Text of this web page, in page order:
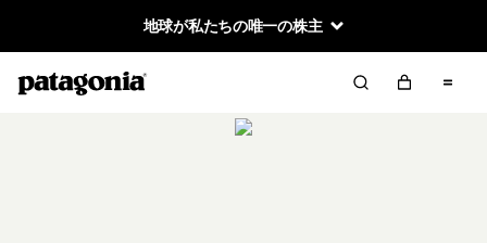
地球が私たちの唯一の株主